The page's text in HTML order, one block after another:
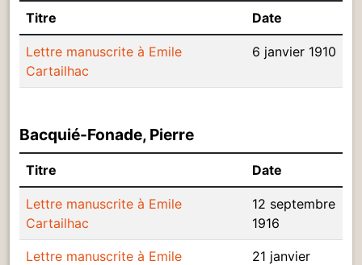
Titre Date
Lettre manuscrite à Emile
Cartailhac
6 janvier 1910
Bacquié-Fonade, Pierre
Titre Date
Lettre manuscrite à Emile
Cartailhac
12 septembre
1916
Lettre manuscrite à Emile
21 janvier